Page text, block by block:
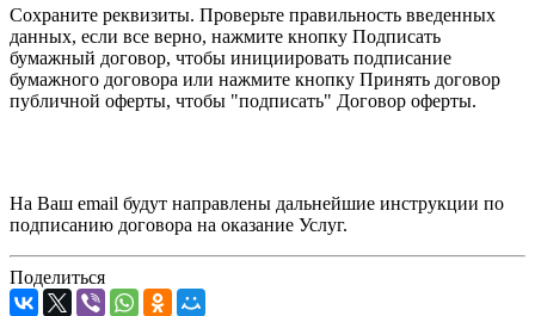
Сохраните реквизиты. Проверьте правильность введенных
данных, если все верно, нажмите кнопку Подписать
бумажный договор, чтобы инициировать подписание
бумажного договора или нажмите кнопку Принять договор
публичной оферты, чтобы "подписать" Договор оферты.
На Ваш email будут направлены дальнейшие инструкции по
подписанию договора на оказание Услуг.
Поделиться